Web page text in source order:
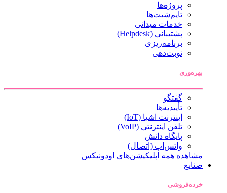
پروژه‌ها
تایم‌شیت‌ها
خدمات میدانی
پشتیبانی (Helpdesk)
برنامه‌ریزی
نوبت‌دهی
بهره‌وری
گفتگو
تأییدیه‌ها
اینترنت اشیا (IoT)
تلفن اینترنتی (VoIP)
پایگاه دانش
واتس‌اپ (اتصال)
مشاهده همه اپلیکیشن‌های اودونیکس
صنایع
خرده‌فروشی